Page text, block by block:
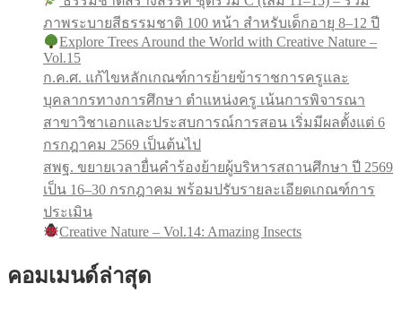
ภาพระบายสีธรรมชาติ 100 หน้า สำหรับเด็กอายุ 8–12 ปี
Explore Trees Around the World with Creative Nature –
Vol.15
ก.ค.ศ. แก้ไขหลักเกณฑ์การย้ายข้าราชการครูและ
บุคลากรทางการศึกษา ตำแหน่งครู เน้นการพิจารณา
สาขาวิชาเอกและประสบการณ์การสอน เริ่มมีผลตั้งแต่ 6
กรกฎาคม 2569 เป็นต้นไป
สพฐ. ขยายเวลายื่นคำร้องย้ายผู้บริหารสถานศึกษา ปี 2569
เป็น 16–30 กรกฎาคม พร้อมปรับรายละเอียดเกณฑ์การ
ประเมิน
Creative Nature – Vol.14: Amazing Insects
คอมเมนด์ล่าสุด